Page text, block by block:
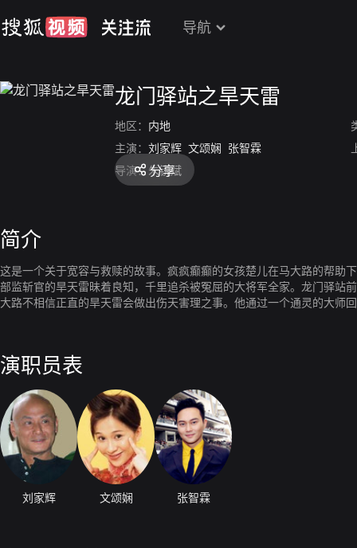
导航
龙门驿站之旱天雷
地区： 内地
主演： 刘家辉 文颂娴 张智霖
导演： 朱锐斌
分享
简介
这是一个关于宽容与救赎的故事。疯疯癫癫的女孩楚儿在马大路的帮助
部监斩官的旱天雷昧着良知，千里追杀被冤屈的大将军全家。龙门驿站
大路不相信正直的旱天雷会做出伤天害理之事。他通过一个通灵的大师
演职员表
刘家辉 文颂娴 张智霖